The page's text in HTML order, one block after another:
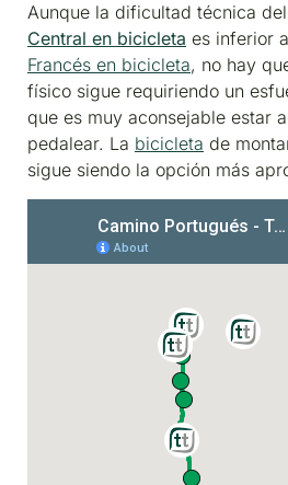
Aunque la dificultad técnica del
Central en bicicleta es inferior
Francés en bicicleta, no hay
físico sigue requiriendo un
que es muy aconsejable estar
pedalear. La bicicleta de
sigue siendo la opción más